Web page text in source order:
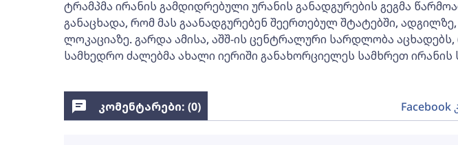
ტრამპმა ირანის გამდიდრებული ურანის განადგურების გეგმა
განაცხადა, რომ მას გაანადგურებენ შეერთებულ შტატებში, ადგილზე,
ლოკაციაზე. გარდა ამისა, აშშ-ის ცენტრალური სარდლობა აცხადებს,
სამხედრო ძალებმა ახალი იერიში განახორციელეს სამხრეთ ირანის
კომენტარები: (0) Facebook